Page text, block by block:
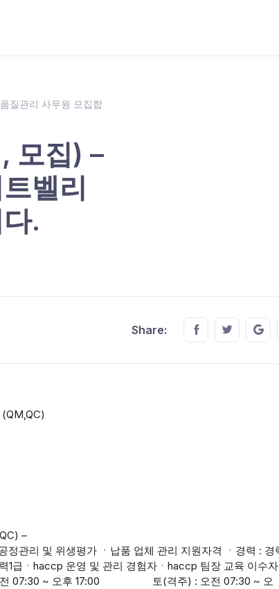
질관리 사무원 모집합
모집) –
벨리
.
Share: Share this on
Share this
–
관리 및 위생평가 ㆍ납품 업체 관리 지원자격 ㆍ경력 : 경
급ㆍhaccp 운영 및 관리 경험자ㆍhaccp 팀장 교육 이수자
: 오전 07:30 ~ 오후 17:00 토(격주) : 오전 07:30 ~ 오